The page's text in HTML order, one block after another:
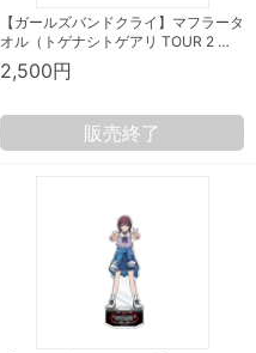
【ガールズバンドクライ】マフラータ
オル（トゲナシトゲアリ TOUR 2 …
2,500円
販売終了